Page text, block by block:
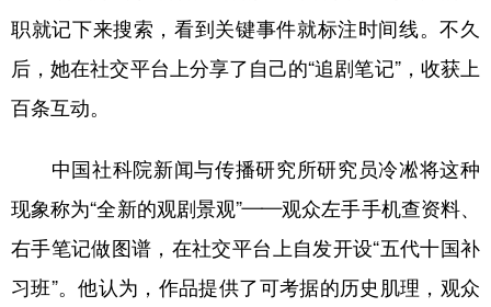
广东 广西 海南 重庆
四川 贵州 云南 西藏
陕西
新疆 内蒙古 黑龙江
多语种频道
English Español Français عربى
职就记下来搜索，看到关键事件就标注时间线。不久
后，她在社交平台上分享了自己的“追剧笔记”，收获上
百条互动。
中国社科院新闻与传播研究所研究员冷凇将这种
现象称为“全新的观剧景观”——观众左手手机查资料、
右手笔记做图谱，在社交平台上自发开设“五代十国补
习班”。他认为，作品提供了可考据的历史肌理，观众